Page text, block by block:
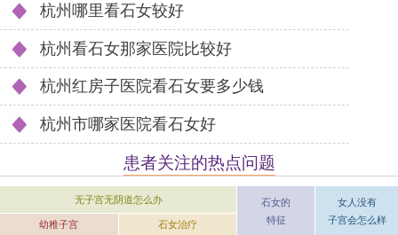
杭州哪里看石女较好
杭州看石女那家医院比较好
杭州红房子医院看石女要多少钱
杭州市哪家医院看石女好
患者关注的热点问题
无子宫无阴道怎么办
幼稚子宫
石女治疗
石女的
特征
女人没有
子宫会怎么样